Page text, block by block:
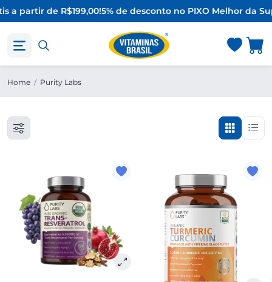
a partir de R$199,00!5% de desconto no PIXO Melhor da
Home / Purity Labs